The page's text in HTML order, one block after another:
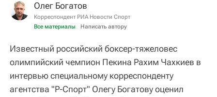
Олег Богатов
Корреспондент РИА Новости Спорт
Все материалы
Написать автору
Известный российский боксер-тяжеловес
олимпийский чемпион Пекина Рахим Чахкиев в
интервью специальному корреспонденту
агентства "Р-Спорт" Олегу Богатову оценил